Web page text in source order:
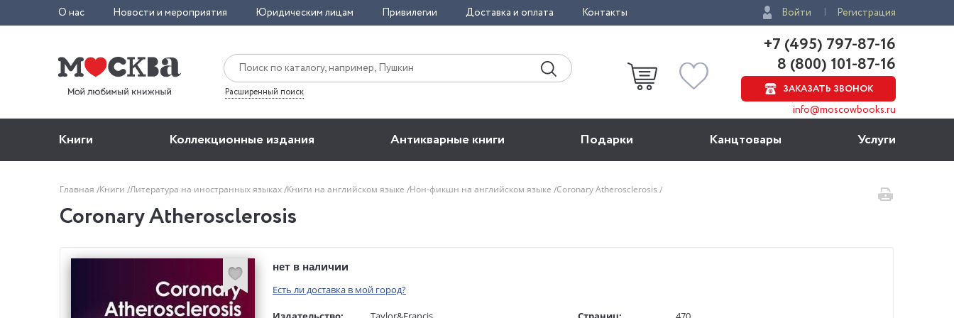
О нас Новости и мероприятия Юридическим лицам Привилегии Доставка и оплата Контакты Войти Регистрация
Расширенный поиск
+7 (495) 797-87-16
8 (800) 101-87-16
ЗАКАЗАТЬ ЗВОНОК
info@moscowbooks.ru
Книги Коллекционные издания Антикварные книги Подарки Канцтовары Услуги
Главная Книги Литература на иностранных языках Книги на английском языке Нон-фикшн на английском языке Coronary Atherosclerosis
Coronary Atherosclerosis
нет в наличии
Есть ли доставка в мой город?